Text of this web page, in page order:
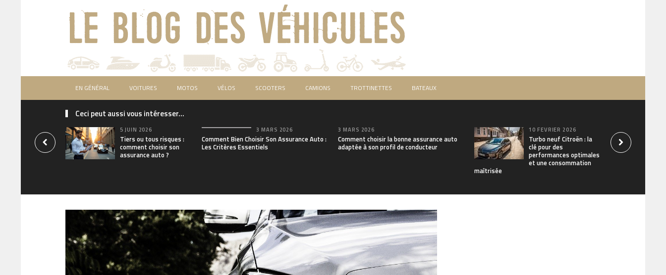
EN GÉNÉRAL VOITURES MOTOS VÉLOS SCOOTERS CAMIONS TROTTINETTES BATEAUX
Ceci peut aussi vous intéresser...
5 JUIN 2026
Tiers ou tous risques :
comment choisir son
assurance auto ?
3 MARS 2026
Comment Bien Choisir Son Assurance Auto :
Les Critères Essentiels
3 MARS 2026
Comment choisir la bonne assurance auto
adaptée à son profil de conducteur
10 FÉVRIER 2026
Turbo neuf Citroën : la
clé pour des
performances optimales
et une consommation
maîtrisée